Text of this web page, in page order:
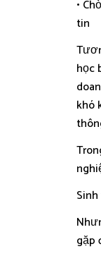
•
tin
học
khó
gặp